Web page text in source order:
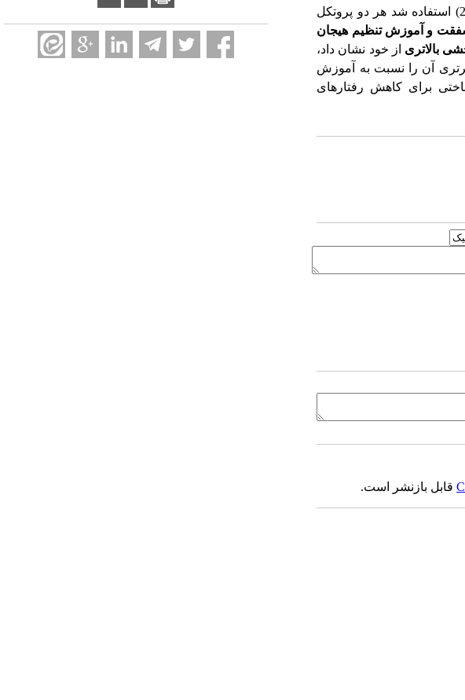
آموزش تنظیم هیجان از پروتکل(گراتز و رومر، 2004) استفاده شد هر دو پروتکل
و آموزش تنظیم هیجان
بالاتری از خود نشان داد،
آن را نسبت به آموزش
برای کاهش رفتارهای
قابل بازنشر است.